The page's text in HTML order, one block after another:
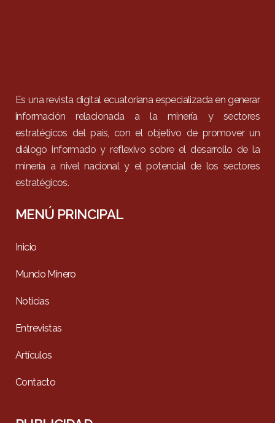
Es una revista digital ecuatoriana especializada en generar
información relacionada a la minería y sectores
estratégicos del país, con el objetivo de promover un
diálogo informado y reflexivo sobre el desarrollo de la
minería a nivel nacional y el potencial de los sectores
estratégicos.
MENÚ PRINCIPAL
Inicio
Mundo Minero
Noticias
Entrevistas
Artículos
Contacto